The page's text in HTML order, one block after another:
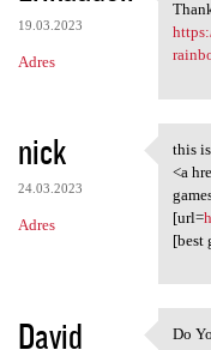
19.03.2023
Adres
nick
24.03.2023
Adres
this
this
<a
[url=
[best
David
Do